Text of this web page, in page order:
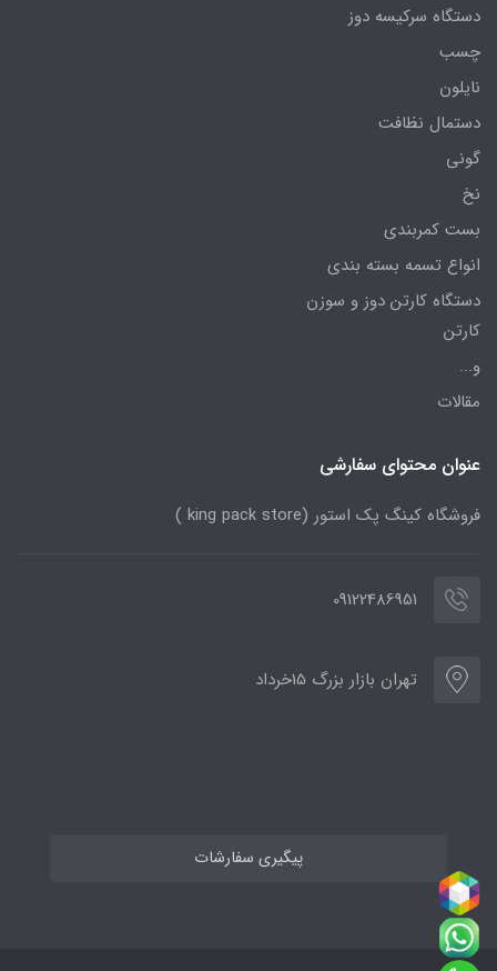
دستگاه سرکیسه دوز
چسب
نایلون
دستمال نظافت
گونی
نخ
بست کمربندی
انواع تسمه بسته بندی
دستگاه کارتن دوز و سوزن
کارتن
و...
مقالات
عنوان محتوای سفارشی
فروشگاه کینگ پک استور (king pack store )
09122486951
تهران بازار بزرگ 15خرداد
پیگیری سفارشات